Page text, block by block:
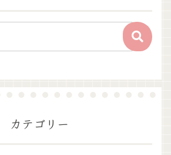
カテゴリー